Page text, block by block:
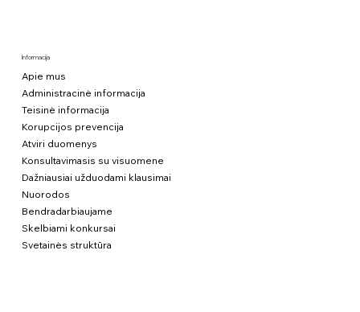
Informacija
Apie mus
Administracinė informacija
Teisinė informacija
Korupcijos prevencija
Atviri duomenys
Konsultavimasis su visuomene
Dažniausiai užduodami klausimai
Nuorodos
Bendradarbiaujame
Skelbiami konkursai
Svetainės struktūra